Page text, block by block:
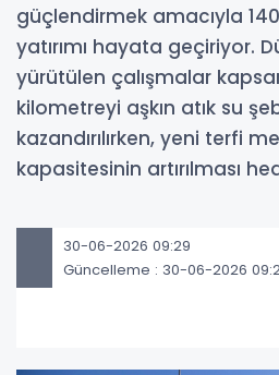
güçlendirmek amacıyla
yatırımı hayata geçiriyor.
yürütülen çalışmalar
kilometreyi aşkın atık su
kazandırılırken, yeni terfi
kapasitesinin artırılması
30-06-2026 09:29
Güncelleme : 30-06-2026